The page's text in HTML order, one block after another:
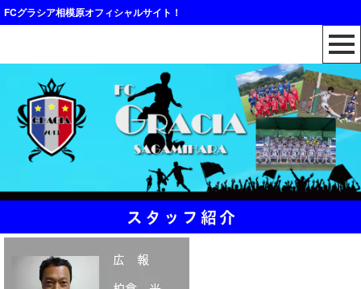
FCグラシア相模原オフィシャルサイト！